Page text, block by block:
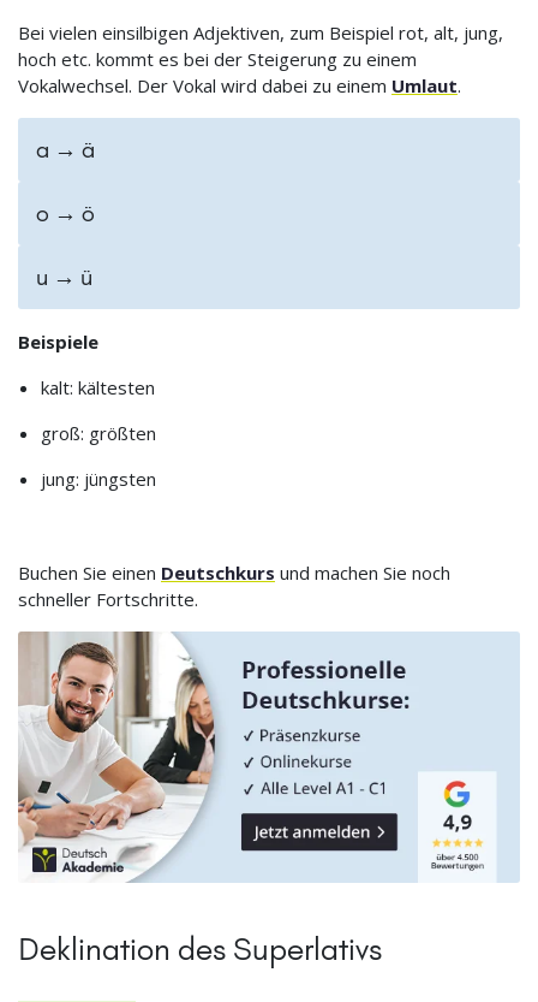
Bei vielen einsilbigen Adjektiven, zum Beispiel rot, alt, jung,
hoch etc. kommt es bei der Steigerung zu einem
Vokalwechsel. Der Vokal wird dabei zu einem Umlaut.
a → ä
o → ö
u → ü
Beispiele
kalt: kältesten
groß: größten
jung: jüngsten
Buchen Sie einen Deutschkurs und machen Sie noch
schneller Fortschritte.
Deklination des Superlativs